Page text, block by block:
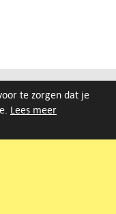
te zorgen dat je
Lees meer